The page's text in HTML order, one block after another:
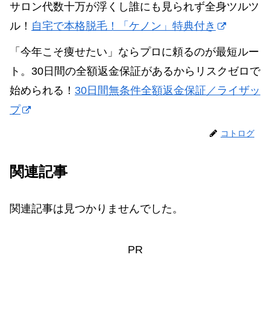
サロン代数十万が浮くし誰にも見られず全身ツルツ
ル！ 自宅で本格脱毛！「ケノン」特典付き
「今年こそ痩せたい」ならプロに頼るのが最短ルー
ト。30日間の全額返金保証があるからリスクゼロで
始められる！ 30日間無条件全額返金保証／ライザッ
プ
コトログ
関連記事
関連記事は見つかりませんでした。
PR